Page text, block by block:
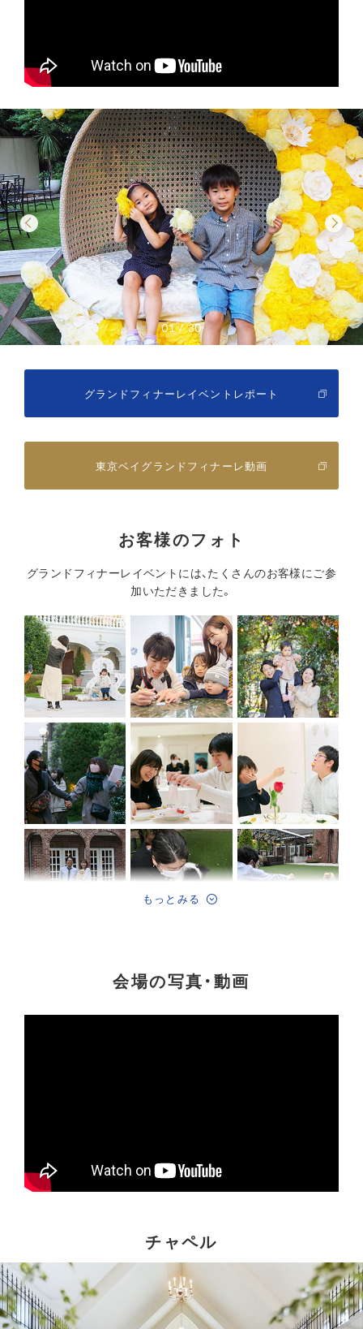
01 30
グランドフィナーレイベントレポート
東京ベイグランドフィナーレ動画
お客様のフォト
グランドフィナーレイベントには、たくさんのお客様にご参
加いただきました。
もっとみる
会場の写真・動画
チャペル